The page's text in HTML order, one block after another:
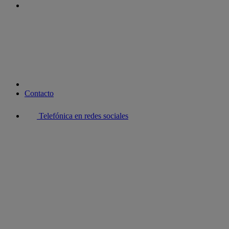
Contacto
Telefónica en redes sociales